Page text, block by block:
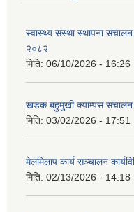
स्वास्थ्य संस्था स्थापना संचालन
२०८२
मिति: 06/10/2026 - 16:26
खडक बहुमुखी क्याम्पस संचालन
मिति: 03/02/2026 - 17:51
मेलमिलाप कार्य सञ्चालन
मिति: 02/13/2026 - 14:18